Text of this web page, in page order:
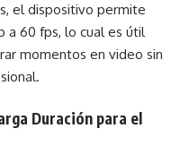
el dispositivo permite
a 60 fps, lo cual es útil
momentos en video sin
Duración para el